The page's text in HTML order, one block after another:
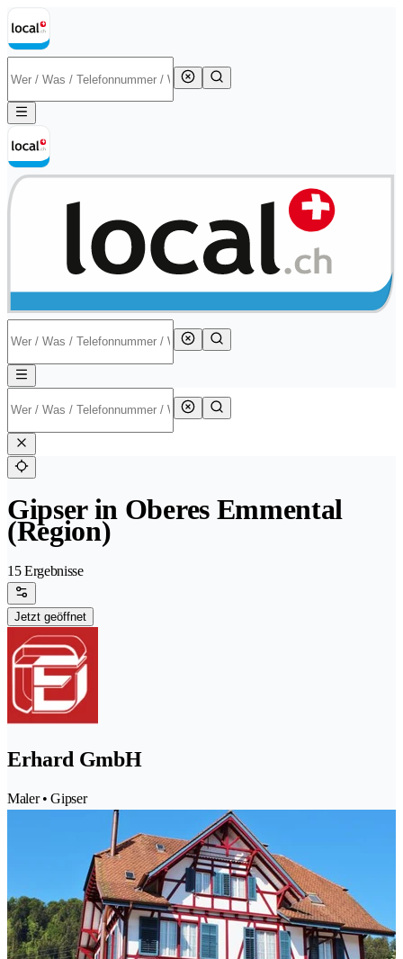
Gipser in Oberes Emmental
(Region)
15 Ergebnisse
Jetzt geöffnet
Erhard GmbH
Maler • Gipser